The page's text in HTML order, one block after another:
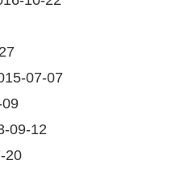
07-07
09-12
20